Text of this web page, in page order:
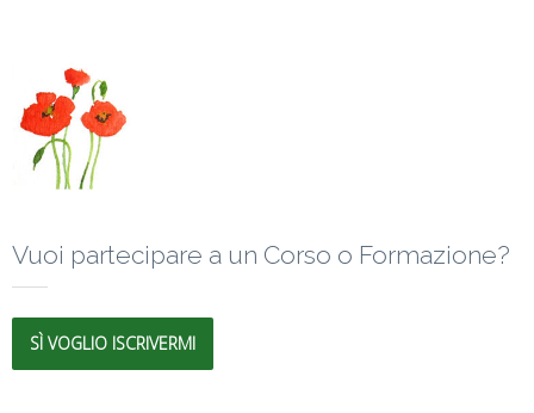
Vuoi partecipare a un Corso o Formazione?
SÌ VOGLIO ISCRIVERMI